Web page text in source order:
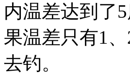
内温差达到了
果温差只有1
去钓。